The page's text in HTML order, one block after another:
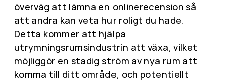
överväg att lämna en onlinerecension så
att andra kan veta hur roligt du hade.
Detta kommer att hjälpa
utrymningsrumsindustrin att växa, vilket
möjliggör en stadig ström av nya rum att
komma till ditt område, och potentiellt